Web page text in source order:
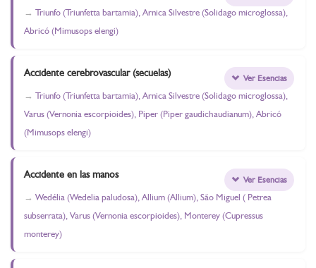
Triunfo (Triunfetta bartamia), Arnica Silvestre (Solidago microglossa),
Abricó (Mimusops elengi)
Accidente cerebrovascular (secuelas)
Triunfo (Triunfetta bartamia), Arnica Silvestre (Solidago microglossa),
Varus (Vernonia escorpioides), Piper (Piper gaudichaudianum), Abricó
(Mimusops elengi)
Ver Esencias
Accidente en las manos
Wedélia (Wedelia paludosa), Allium (Allium), São Miguel ( Petrea
subserrata), Varus (Vernonia escorpioides), Monterey (Cupressus
monterey)
Ver Esencias